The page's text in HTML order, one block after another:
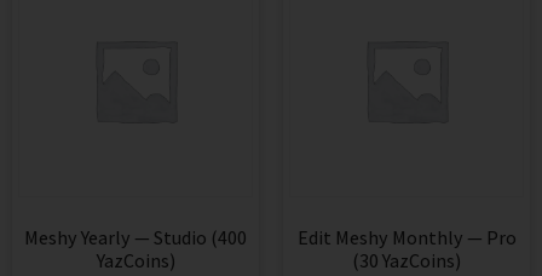
Edit Meshy Monthly — Pro
(30 YazCoins)
Meshy Yearly — Studio (400
YazCoins)